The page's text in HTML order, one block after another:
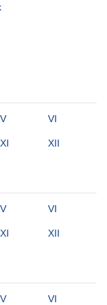
V VI
XI XII
V VI
XI XII
V VI